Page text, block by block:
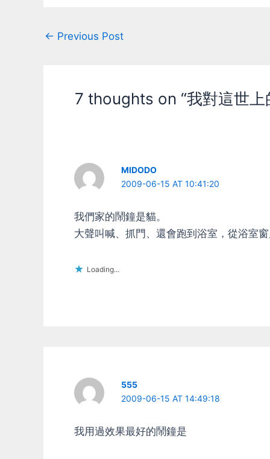
Post
← Previous Post
7 thoughts on “我對這世上
MIDODO
2009-06-15 AT 10:41:20
我們家的鬧鐘是貓。
大聲叫喊、抓門、還會跑到浴室，從浴室
Loading...
555
2009-06-15 AT 14:49:18
我用過效果最好的鬧鐘是